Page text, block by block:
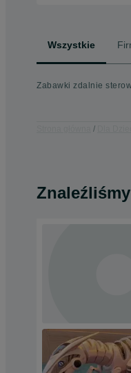
Wszystkie
Zabawki zdalnie